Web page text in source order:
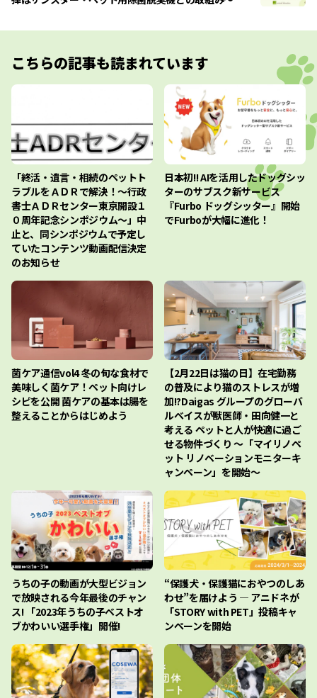
こちらの記事も読まれています
「終活・遺言・相続のペットト
ラブルをＡＤＲで解決！～行政
書士ＡＤＲセンター東京開設１
０周年記念シンポジウム～」中
止と、同シンポジウムで予定し
ていたコンテンツ動画配信決定
のお知らせ
日本初!! AIを活用したドッグシッ
ターのサブスク新サービス
『Furbo ドッグシッター』開始
でFurboが大幅に進化！
菌ケア通信vol4 冬の旬な食材で
美味しく菌ケア！ペット向けレ
シピを公開 菌ケアの基本は腸を
整えることからはじめよう
【2月22日は猫の日】在宅勤務
の普及により猫のストレスが増
加!?Daigas グループのグローバ
ルベイスが獣医師・田向健一と
考える ペットと人が快適に過ご
せる物件づくり 〜「マイリノペ
ット リノベーションモニターキ
ャンペーン」を開始〜
うちの子の動画が大型ビジョン
で放映される今年最後のチャン
ス! 「2023年うちの子ベストオ
ブかわいい選手権」開催!
“保護犬・保護猫におやつのしあ
わせ”を届けよう ― アニドネが
「STORY with PET」投稿キャ
ンペーンを開始